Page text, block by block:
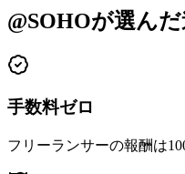
@SOHOが選ん
手数料ゼロ
フリーランサーの報酬は